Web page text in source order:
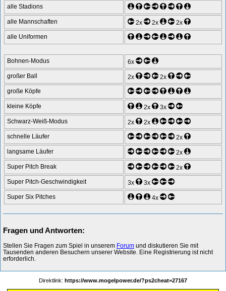
alle Stadions
alle Mannschaften 2x 2x
2x
alle Uniformen
Bohnen-Modus
6x
großer Ball
2x
2x
große Köpfe
kleine Köpfe 2x
3x
Schwarz-Weiß-Modus
2x
2x
schnelle Läufer
2x
langsame Läufer
2x
Super Pitch Break
2x
Super Pitch-Geschwindigkeit
3x
3x
Super Six Pitches
4x
Fragen und Antworten:
Stellen Sie Fragen zum Spiel in unserem Forum und diskutieren Sie mit
Tausenden anderen Besuchern unserer Website. Eine Registrierung ist nicht
erforderlich.
Direktlink: https://www.mogelpower.de/?ps2cheat=27167